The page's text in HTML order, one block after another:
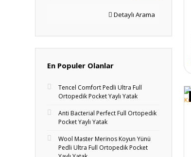
Detaylı Arama
En Populer Olanlar
Tencel Comfort Pedli Ultra Full
Ortopedik Pocket Yaylı Yatak
Anti Bacterial Perfect Full Ortopedik
Pocket Yaylı Yatak
Wool Master Merinos Koyun Yünü
Pedli Ultra Full Ortopedik Pocket